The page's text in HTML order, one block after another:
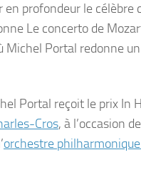
en profondeur le
Le concerto de
Michel Portal redonne
Portal reçoit le prix In
Cros, à l’occasion
orchestre